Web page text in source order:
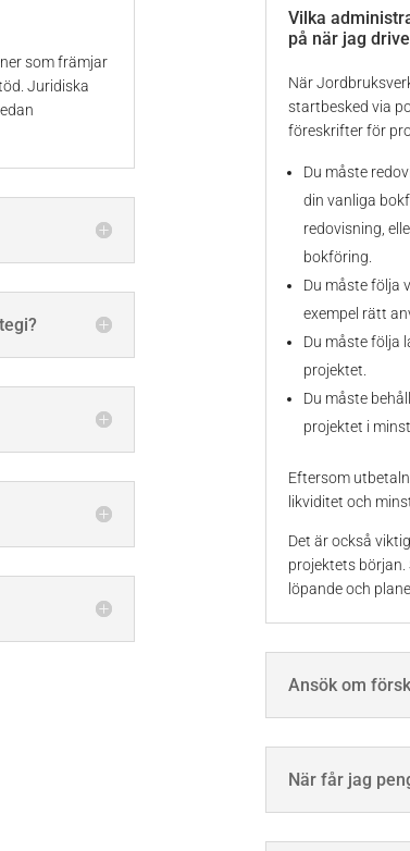
som främjar
Juridiska
Vilka
på när jag
När
startbesked via
föreskrifter för
Du måste
din vanliga
redovisning,
bokföring.
Du måste följa
exempel rätt
Du måste följa
projektet.
Du måste
projektet i
Eftersom
likviditet och
Det är också
projektets
löpande och
Ansök om
När får jag